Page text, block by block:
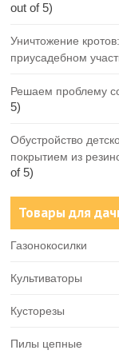
out of 5)
Уничтожение
приусадебном
Решаем проблему
5)
Обустройство
покрытием из
of 5)
Товары для
Газонокосилки
Культиваторы
Кусторезы
Пилы цепные